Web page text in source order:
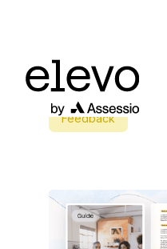
Feedback